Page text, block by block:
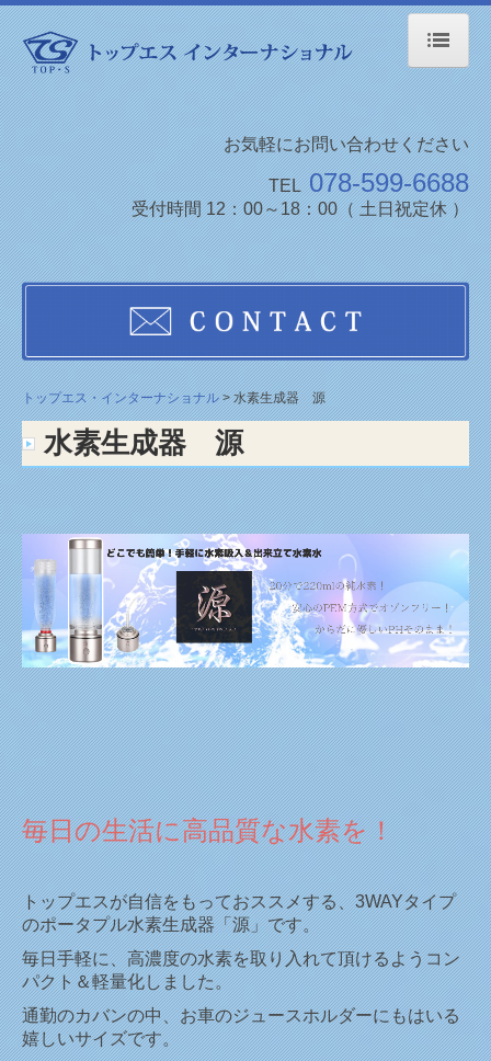
トップエス・インターナショナル
会社案内
商品情報
お知らせ
お問い合わせ
特定商取に関する法律に基ずく表示
プライバシーポリシー
お気軽にお問い合わせください
TEL 078-599-6688
受付時間 12：00～18：00（ 土日祝定休 ）
トップエス・インターナショナル 水素生成器 源
水素生成器 源
毎日の生活に高品質な水素を！
トップエスが自信をもっておススメする、3WAYタイプ
のポータプル水素生成器「源」です。
毎日手軽に、高濃度の水素を取り入れて頂けるようコン
パクト＆軽量化しました。
通勤のカバンの中、お車のジュースホルダーにもはいる
嬉しいサイズです。